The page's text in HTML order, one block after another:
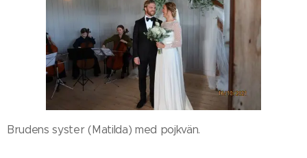
Brudens syster (Matilda) med pojkvän.